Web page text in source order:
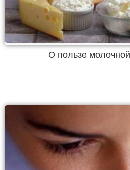
О пользе